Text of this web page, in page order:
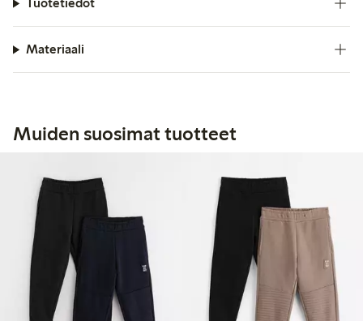
Tuotetiedot
Materiaali
Muiden suosimat tuotteet